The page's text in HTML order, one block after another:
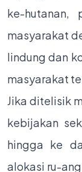
ke-hutanan,
masyarakat
lindung dan
masyarakat
Jika ditelisik
kebijakan
hingga ke
alokasi ru-